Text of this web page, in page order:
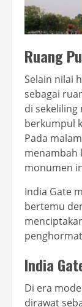
Ruang
Selain nilai
sebagai
di
berkumpul
Pada
menambah
monumen
India Gate
bertemu
India
Di era
dirawat